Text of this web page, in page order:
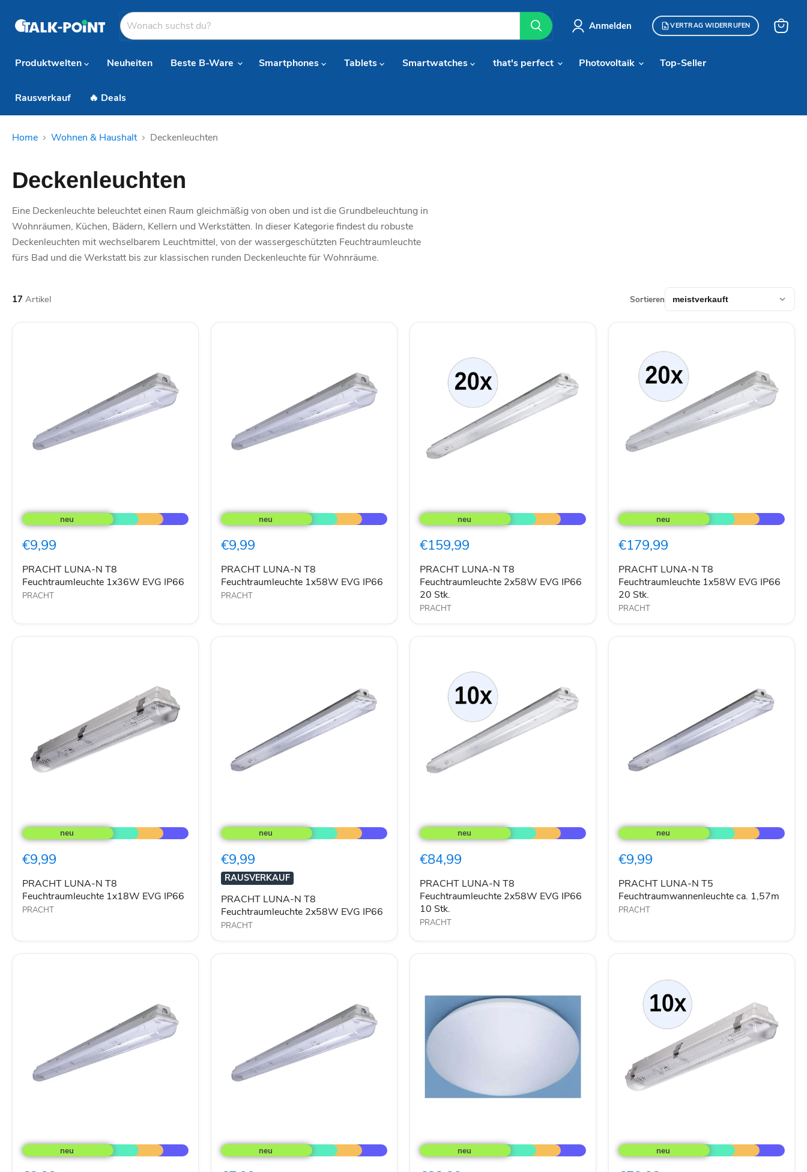
Anmelden VERTRAG WIDERRUFEN
Produktwelten
Neuheiten Beste B-Ware Smartphones Tablets Smartwatches that's perfect Photovoltaik Top-Seller
Rausverkauf 🔥 Deals
Home Wohnen & Haushalt Deckenleuchten
Deckenleuchten
Eine Deckenleuchte beleuchtet einen Raum gleichmäßig von oben und ist die Grundbeleuchtung in
Wohnräumen, Küchen, Bädern, Kellern und Werkstätten. In dieser Kategorie findest du robuste
Deckenleuchten mit wechselbarem Leuchtmittel, von der wassergeschützten Feuchtraumleuchte
fürs Bad und die Werkstatt bis zur klassischen runden Deckenleuchte für Wohnräume.
17 Artikel Sortieren
LUNA-
N
Feuchtraumleuchte
EVG
IP66
€9,99
PRACHT LUNA-N T8
Feuchtraumleuchte 1x36W EVG IP66
PRACHT
LUNA-
N
Feuchtraumleuchte
EVG
IP66
€9,99
PRACHT LUNA-N T8
Feuchtraumleuchte 1x58W EVG IP66
PRACHT
LUNA-
N
Feuchtraumleuchte
EVG
IP66
20
Stk.
€159,99
PRACHT LUNA-N T8
Feuchtraumleuchte 2x58W EVG IP66
20 Stk.
PRACHT
LUNA-
N
Feuchtraumleuchte
EVG
IP66
20
Stk.
€179,99
PRACHT LUNA-N T8
Feuchtraumleuchte 1x58W EVG IP66
20 Stk.
PRACHT
LUNA-
N
Feuchtraumleuchte
EVG
IP66
€9,99
PRACHT LUNA-N T8
Feuchtraumleuchte 1x18W EVG IP66
PRACHT
LUNA-
N
Feuchtraumleuchte
2x58W
EVG
IP66
€9,99
RAUSVERKAUF
PRACHT LUNA-N T8
Feuchtraumleuchte 2x58W EVG IP66
PRACHT
LUNA-
N
Feuchtraumleuchte
EVG
IP66
10
Stk.
€84,99
PRACHT LUNA-N T8
Feuchtraumleuchte 2x58W EVG IP66
10 Stk.
PRACHT
LUNA-
N
Feuchtraumwannenleuchte
1,57m
€9,99
PRACHT LUNA-N T5
Feuchtraumwannenleuchte ca. 1,57m
PRACHT
LUNA-
N-
LUNA-
N-
Deckenleuchte
41326
LUNA-
N